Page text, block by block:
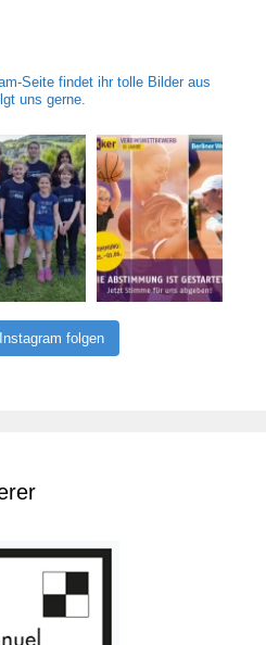
Seite findet ihr tolle Bilder aus
uns gerne.
folgen